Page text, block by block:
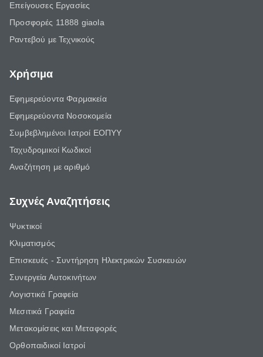
Επείγουσες Εργασίες
Προσφορές 11888 giaola
Ραντεβού με Τεχνικούς
Χρήσιμα
Εφημερεύοντα Φαρμακεία
Εφημερεύοντα Νοσοκομεία
Συμβεβλημένοι Ιατροί ΕΟΠΥΥ
Ταχυδρομικοί Κωδικοί
Αναζήτηση με αριθμό
Συχνές Αναζητήσεις
Ψυκτικοί
Κλιματισμός
Επισκευές - Συντήρηση Ηλεκτρικών Συσκευών
Συνεργεία Αυτοκινήτων
Λογιστικά Γραφεία
Μεσιτικά Γραφεία
Μετακομίσεις και Μεταφορές
Ορθοπαιδικοί Ιατροί